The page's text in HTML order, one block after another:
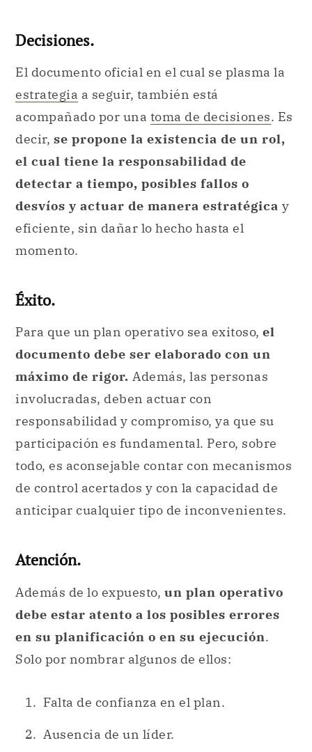
Decisiones.
El documento oficial en el cual se plasma la
estrategia a seguir, también está
acompañado por una toma de decisiones. Es
decir, se propone la existencia de un rol,
el cual tiene la responsabilidad de
detectar a tiempo, posibles fallos o
desvíos y actuar de manera estratégica y
eficiente, sin dañar lo hecho hasta el
momento.
Éxito.
Para que un plan operativo sea exitoso, el
documento debe ser elaborado con un
máximo de rigor. Además, las personas
involucradas, deben actuar con
responsabilidad y compromiso, ya que su
participación es fundamental. Pero, sobre
todo, es aconsejable contar con mecanismos
de control acertados y con la capacidad de
anticipar cualquier tipo de inconvenientes.
Atención.
Además de lo expuesto, un plan operativo
debe estar atento a los posibles errores
en su planificación o en su ejecución.
Solo por nombrar algunos de ellos:
Falta de confianza en el plan.
Ausencia de un líder.